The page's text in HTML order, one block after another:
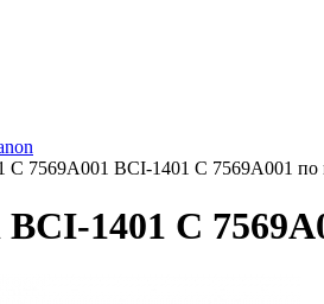
C 7569A001 BCI-1401 C 7569A001
1401 C